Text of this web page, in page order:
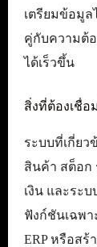
เตรียมข้อมู
คู่กับความต้
ได้เร็วขึ้น
สิ่งที่ต้องเชื่อ
ระบบที่เกี่ย
สินค้า สต็อก
เงิน และระ
ฟังก์ชันเฉพา
ERP หรือสร้